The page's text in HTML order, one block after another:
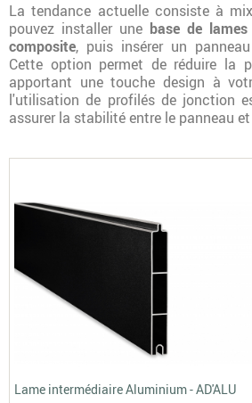
La tendance actuelle consiste à
pouvez installer une base de
composite, puis insérer un
Cette option permet de réduire la
apportant une touche design à
l'utilisation de profilés de jonction
assurer la stabilité entre le panneau
Lame intermédiaire Aluminium - AD'ALU